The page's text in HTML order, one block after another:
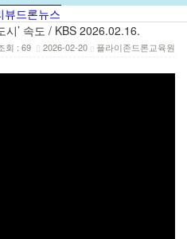
뷰드론뉴스
’ 속도 / KBS 2026.02.16.
회 : 69 2026-02-20 플라이존드론교육원